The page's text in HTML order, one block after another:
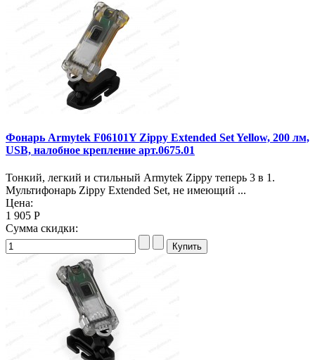
Фонарь Armytek F06101Y Zippy Extended Set Yellow, 200 лм,
USB, налобное крепление арт.0675.01
Тонкий, легкий и стильный Armytek Zippy теперь 3 в 1.
Мультифонарь Zippy Extended Set, не имеющий ...
Цена:
1 905 Р
Сумма скидки: